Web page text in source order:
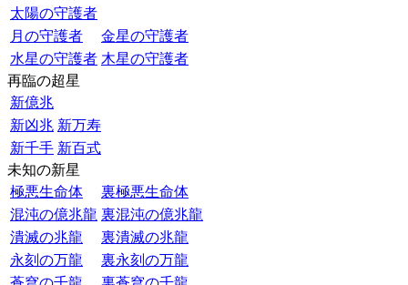
太陽の守護者
月の守護者
金星の守護者
水星の守護者 木星の守護者
再臨の超星
新億兆
新凶兆 新万寿
新千手 新百式
未知の新星
極悪生命体
裏極悪生命体
混沌の億兆龍 裏混沌の億兆龍
潰滅の兆龍
裏潰滅の兆龍
永刻の万龍
裏永刻の万龍